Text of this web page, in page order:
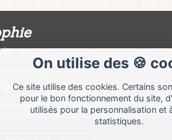
On utilise des 🍪
Ce site utilise des cookies. Certains
pour le bon fonctionnement du site,
utilisés pour la personnalisation et
statistiques.